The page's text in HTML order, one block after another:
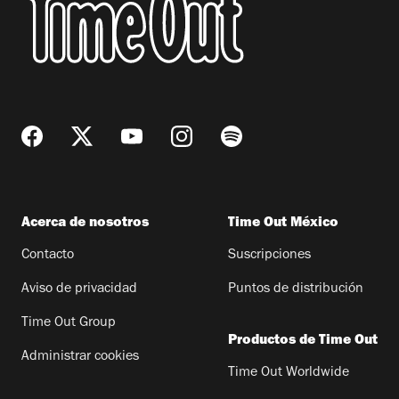
Acerca de nosotros
Contacto
Aviso de privacidad
Time Out Group
Administrar cookies
Time Out México
Suscripciones
Puntos de distribución
Productos de Time Out
Time Out Worldwide